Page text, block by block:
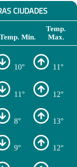
CIUDADES
Temp. Min.
Temp.
Max.
10° 11°
11° 12°
8° 13°
9° 12°